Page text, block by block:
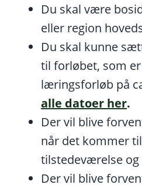
Du skal være
eller region
Du skal kunne
til forløbet, som
læringsforløb på
alle datoer her.
Der vil blive
når det kommer
tilstedeværelse
Der vil blive